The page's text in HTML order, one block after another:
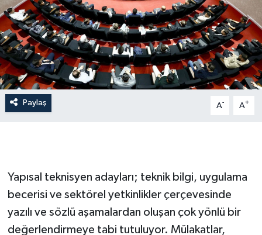
Paylaş A- A+
Yapısal teknisyen adayları; teknik bilgi, uygulama
becerisi ve sektörel yetkinlikler çerçevesinde
yazılı ve sözlü aşamalardan oluşan çok yönlü bir
değerlendirmeye tabi tutuluyor. Mülakatlar,